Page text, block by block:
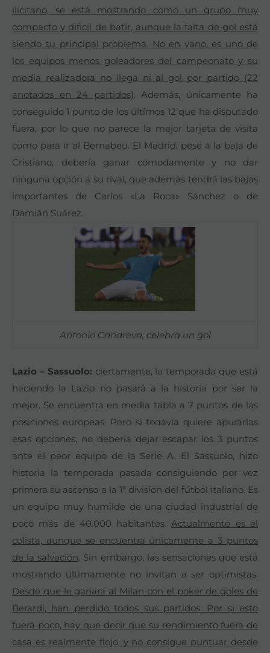
ilicitano, se está mostrando como un grupo muy
compacto y difícil de batir, aunque la falta de gol está
siendo su principal problema. No en vano, es uno de
los equipos menos goleadores del campeonato y su
media realizadora no llega ni al gol por partido (22
anotados en 24 partidos). Además, únicamente ha
conseguido 1 punto de los últimos 12 que ha disputado
fuera, por lo que no parece la mejor tarjeta de visita
como para ir al Bernabeu. El Madrid, pese a la baja de
Cristiano, debería ganar cómodamente y no dar
ninguna opción a su rival, que además tendrá las bajas
importantes de Carlos «La Roca» Sánchez o de
Damián Suárez.
Antonio Candreva, celebra un gol
Lazio – Sassuolo: ciertamente, la temporada que está
haciendo la Lazio no pasará a la historia por ser la
mejor. Se encuentra en media tabla a 7 puntos de las
posiciones europeas. Pero si todavía quiere apurarlas
esas opciones, no debería dejar escapar los 3 puntos
ante el peor equipo de la Serie A. El Sassuolo, hizo
historia la temporada pasada consiguiendo por vez
primera su ascenso a la 1ª división del fútbol italiano. Es
un equipo muy humilde de una ciudad industrial de
poco más de 40.000 habitantes. Actualmente es el
colista, aunque se encuentra únicamente a 3 puntos
de la salvación. Sin embargo, las sensaciones que está
mostrando últimamente no invitan a ser optimistas.
Desde que le ganara al Milan con el poker de goles de
Berardi, han perdido todos sus partidos. Por si esto
fuera poco, hay que decir que su rendimiento fuera de
casa es realmente flojo, y no consigue puntuar desde